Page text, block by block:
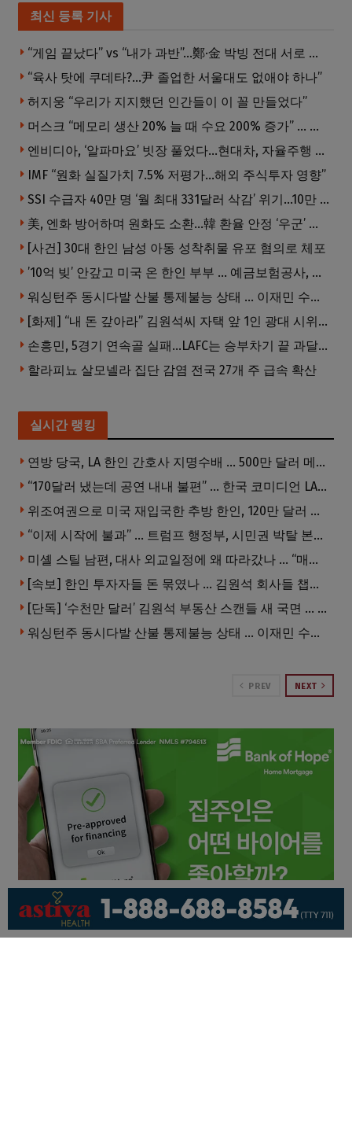
최신 등록 기사
“게임 끝났다” vs “내가 과반”…鄭·金 박빙 전대 서로 우위 주장
“육사 탓에 쿠데타?…尹 졸업한 서울대도 없애야 하나”
허지웅 “우리가 지지했던 인간들이 이 꼴 만들었다”
머스크 “메모리 생산 20% 늘 때 수요 200% 증가” … 반도체 매출 1조달러 눈 앞
엔비디아, ‘알파마요’ 빗장 풀었다…현대차, 자율주행 속도내나
IMF “원화 실질가치 7.5% 저평가…해외 주식투자 영향”
SSI 수급자 40만 명 ‘월 최대 331달러 삭감’ 위기…10만 명은 수급자격 상실
美, 엔화 방어하며 원화도 소환…韓 환율 안정 ‘우군’ 되나
[사건] 30대 한인 남성 아동 성착취물 유포 혐의로 체포
’10억 빚’ 안갚고 미국 온 한인 부부 … 예금보험공사, 미국서 소송
워싱턴주 동시다발 산불 통제불능 상태 … 이재민 수십만명
[화제] “내 돈 갚아라” 김원석씨 자택 앞 1인 광대 시위 … 한인 투자사, “108만 달러 못받아”
손흥민, 5경기 연속골 실패…LAFC는 승부차기 끝 과달라하라 격파
할라피뇨 살모넬라 집단 감염 전국 27개 주 급속 확산
실시간 랭킹
연방 당국, LA 한인 간호사 지명수배 … 500만 달러 메디캐어 사기, 선고 직전 한국 도주
“170달러 냈는데 공연 내내 불편” … 한국 코미디언 LA공연, 음향 불량에 외모 비하 개그 논란
위조여권으로 미국 재입국한 추방 한인, 120만 달러 은행 사기 행각
“이제 시작에 불과” … 트럼프 행정부, 시민권 박탈 본격화
미셸 스틸 남편, 대사 외교일정에 왜 따라갔나 … “매우 이례적”
[속보] 한인 투자자들 돈 묶였나 … 김원석 회사들 챕터7 강제파산·자진파산 잇따라 신청
[단독] ‘수천만 달러’ 김원석 부동산 스캔들 새 국면 … 한인 투자자들 소송 잇따라 ‘디폴트’ 절차
워싱턴주 동시다발 산불 통제불능 상태 … 이재민 수십만명
PREV NEXT